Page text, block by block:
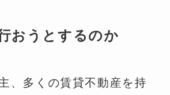
おうとするのか
、多くの賃貸不動産を持